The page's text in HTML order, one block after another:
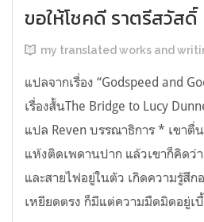
ขอให้โชคดี ราตรีสวัสดิ์
my translated works and
แปลจากเรื่อง “Godspeed and
เรื่องสั้นThe Bridge to Lucy
แปล Reven บรรณาธิการ * เขา
แห้งติดเพดานปาก แล้วเขาก็คิดว่
และสายไฟอยู่ในตัว เกิดความรู้สึก
เหยียดตรง ก็มีแต่ความมืดมิดอยู่เ